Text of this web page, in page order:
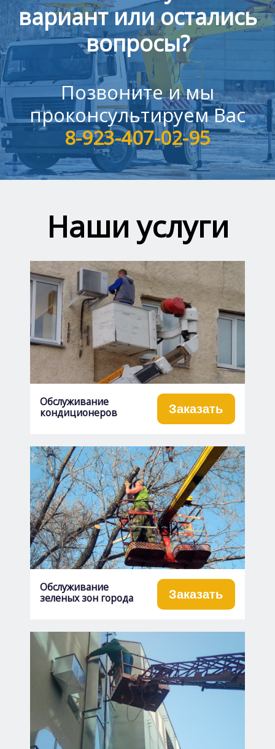
вариант или остались
вопросы?
Позвоните и мы
проконсультируем Вас
8-923-407-02-95
Наши услуги
Обслуживание
кондиционеров
Заказать
Обслуживание
зеленых зон города
Заказать